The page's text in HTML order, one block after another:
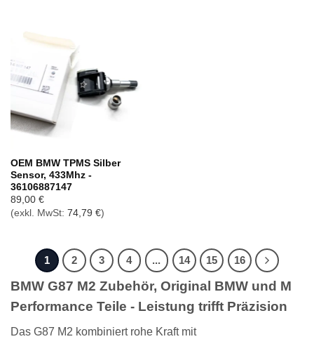
OEM BMW TPMS Silber
Sensor, 433Mhz -
36106887147
89,00 €
(exkl. MwSt: 74,79 €)
1 2 3 4 ... 14 15 16
BMW G87 M2 Zubehör, Original BMW und M
Performance Teile - Leistung trifft Präzision
Das G87 M2 kombiniert rohe Kraft mit